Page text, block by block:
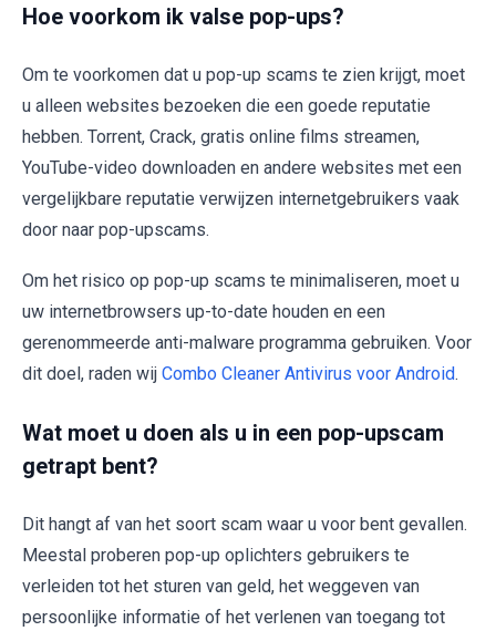
Hoe voorkom ik valse pop-ups?
Om te voorkomen dat u pop-up scams te zien krijgt, moet
u alleen websites bezoeken die een goede reputatie
hebben. Torrent, Crack, gratis online films streamen,
YouTube-video downloaden en andere websites met een
vergelijkbare reputatie verwijzen internetgebruikers vaak
door naar pop-upscams.
Om het risico op pop-up scams te minimaliseren, moet u
uw internetbrowsers up-to-date houden en een
gerenommeerde anti-malware programma gebruiken. Voor
dit doel, raden wij Combo Cleaner Antivirus voor Android.
Wat moet u doen als u in een pop-upscam
getrapt bent?
Dit hangt af van het soort scam waar u voor bent gevallen.
Meestal proberen pop-up oplichters gebruikers te
verleiden tot het sturen van geld, het weggeven van
persoonlijke informatie of het verlenen van toegang tot